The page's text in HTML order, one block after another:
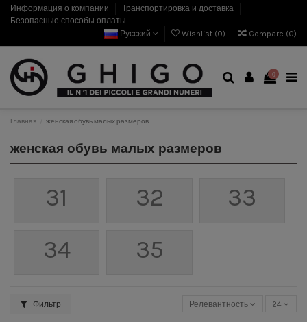
Информация о компании
Транспортировка и доставка
Безопасные способы оплаты
Русский
Wishlist (0) Compare (0)
0
Главная женская обувь малых размеров
женская обувь малых размеров
31 32
33
34
35
Фильтр Релевантность 24